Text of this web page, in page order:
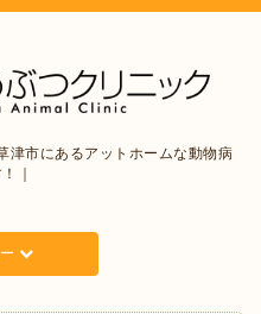
津市にあるアットホームな動物病
｜